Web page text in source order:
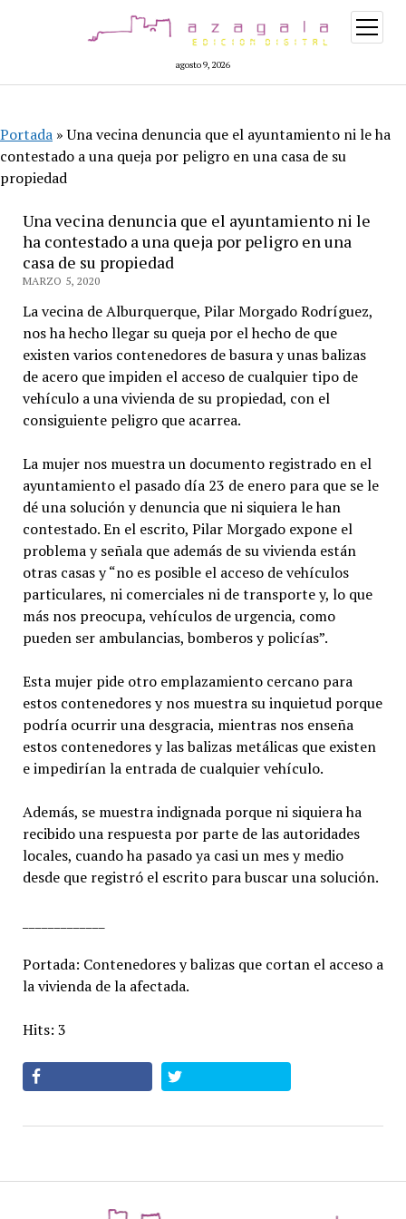
agosto 9, 2026
abrir
menú
Portada »Una vecina denuncia que el ayuntamiento ni le ha
contestado a una queja por peligro en una casa de su
propiedad
Una vecina denuncia que el ayuntamiento ni le
ha contestado a una queja por peligro en una
casa de su propiedad
MARZO 5, 2020
La vecina de Alburquerque, Pilar Morgado Rodríguez,
nos ha hecho llegar su queja por el hecho de que
existen varios contenedores de basura y unas balizas
de acero que impiden el acceso de cualquier tipo de
vehículo a una vivienda de su propiedad, con el
consiguiente peligro que acarrea.
La mujer nos muestra un documento registrado en el
ayuntamiento el pasado día 23 de enero para que se le
dé una solución y denuncia que ni siquiera le han
contestado. En el escrito, Pilar Morgado expone el
problema y señala que además de su vivienda están
otras casas y “no es posible el acceso de vehículos
particulares, ni comerciales ni de transporte y, lo que
más nos preocupa, vehículos de urgencia, como
pueden ser ambulancias, bomberos y policías”.
Esta mujer pide otro emplazamiento cercano para
estos contenedores y nos muestra su inquietud porque
podría ocurrir una desgracia, mientras nos enseña
estos contenedores y las balizas metálicas que existen
e impedirían la entrada de cualquier vehículo.
Además, se muestra indignada porque ni siquiera ha
recibido una respuesta por parte de las autoridades
locales, cuando ha pasado ya casi un mes y medio
desde que registró el escrito para buscar una solución.
Portada: Contenedores y balizas que cortan el acceso a
la vivienda de la afectada.
Hits: 3